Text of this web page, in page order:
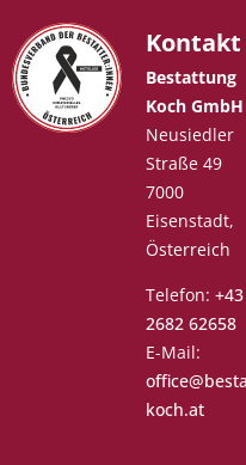
Kontakt
Bestattung
Koch GmbH
Neusiedler
Straße 49
7000
Eisenstadt,
Österreich
Telefon: +43
2682 62658
E-Mail:
koch.at